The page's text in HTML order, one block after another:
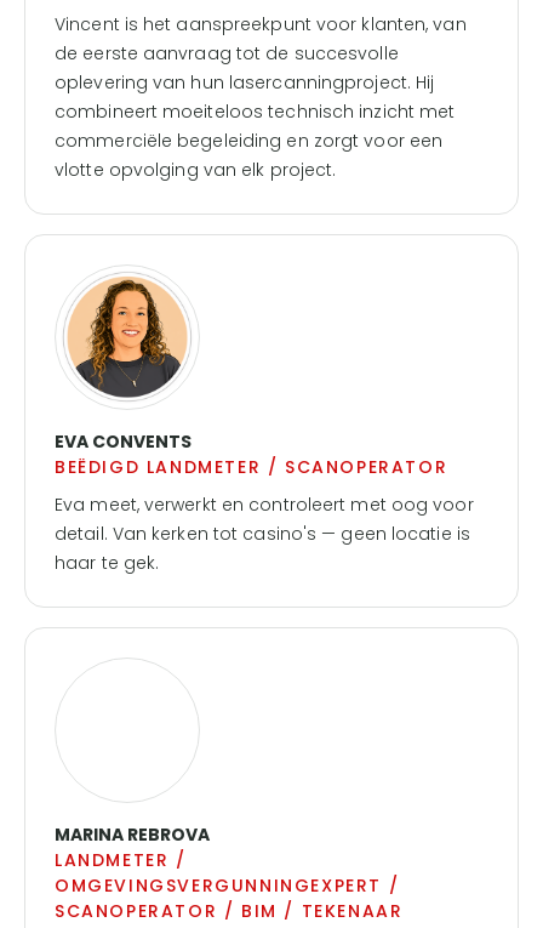
Vincent is het aanspreekpunt voor klanten, van
de eerste aanvraag tot de succesvolle
oplevering van hun lasercanningproject. Hij
combineert moeiteloos technisch inzicht met
commerciële begeleiding en zorgt voor een
vlotte opvolging van elk project.
EVA CONVENTS
BEËDIGD LANDMETER / SCANOPERATOR
Eva meet, verwerkt en controleert met oog voor
detail. Van kerken tot casino's — geen locatie is
haar te gek.
MARINA REBROVA
LANDMETER /
OMGEVINGSVERGUNNINGEXPERT /
SCANOPERATOR / BIM / TEKENAAR